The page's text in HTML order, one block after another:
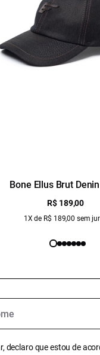
Bone Ellus Brut
R$ 189,00
1X de R$ 189,00 sem
declaro que estou de